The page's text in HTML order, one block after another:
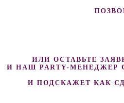
ИЛИ ОСТАВЬТЕ
И НАШ PARTY-МЕНЕДЖЕР
И ПОДСКАЖЕТ КАК